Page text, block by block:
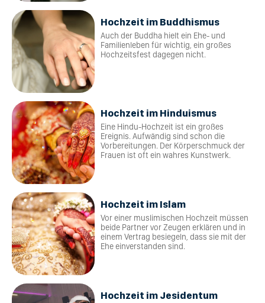
Hochzeit im Buddhismus
Auch der Buddha hielt ein Ehe- und
Familienleben für wichtig, ein großes
Hochzeitsfest dagegen nicht.
Hochzeit im Hinduismus
Eine Hindu-Hochzeit ist ein großes
Ereignis. Aufwändig sind schon die
Vorbereitungen. Der Körperschmuck der
Frauen ist oft ein wahres Kunstwerk.
Hochzeit im Islam
Vor einer muslimischen Hochzeit müssen
beide Partner vor Zeugen erklären und in
einem Vertrag besiegeln, dass sie mit der
Ehe einverstanden sind.
Hochzeit im Jesidentum